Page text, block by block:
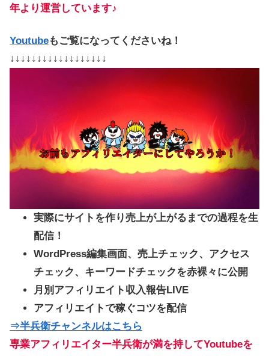
年より運営しています♪
Youtubeもご覧になってくださいね！
↓↓↓↓↓↓↓↓↓↓↓↓↓↓↓↓↓↓
実際にサイトを作り売上が上がるまでの過程を生
配信！
WordPress編集画面、売上チェック、アクセス
チェック、キーワードチェックを赤裸々に公開
月別アフィリエイト収入報告LIVE
アフィリエイトで稼ぐコツを配信
⇒半兵衛チャンネルはこちら
専業アフィリエイター半兵衛が満を持してYoutubeを